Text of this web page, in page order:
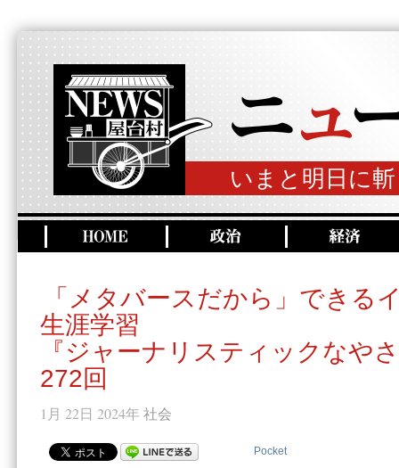
いまと明日に
「メタバースだから」できる
生涯学習
『ジャーナリスティックなや
272回
1月 22日 2024年 社会
Pocket